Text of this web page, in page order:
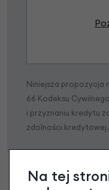
Niniejsza propozycja
66 Kodeksu
i przyznaniu kredytu
zdolności kredytowej.
Na tej